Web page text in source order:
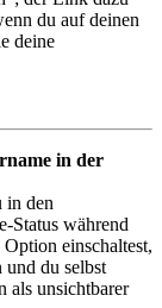
du auf deinen
deine
in der
in den
Status während
einschaltest,
du selbst
als unsichtbarer